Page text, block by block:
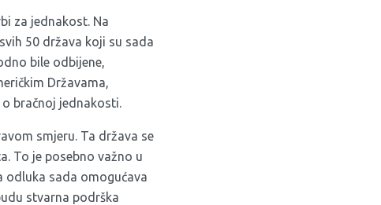
za jednakost. Na
50 država koji su sada
bile odbijene,
Državama,
bračnoj jednakosti.
smjeru. Ta država se
To je posebno važno u
odluka sada omogućava
stvarna podrška